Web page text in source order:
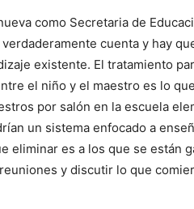
como Secretaria de
cuenta y hay
existente. El tratamiento
el niño y el maestro es lo
por salón en la escuela
un sistema enfocado a
eliminar es a los que se están
y discutir lo que